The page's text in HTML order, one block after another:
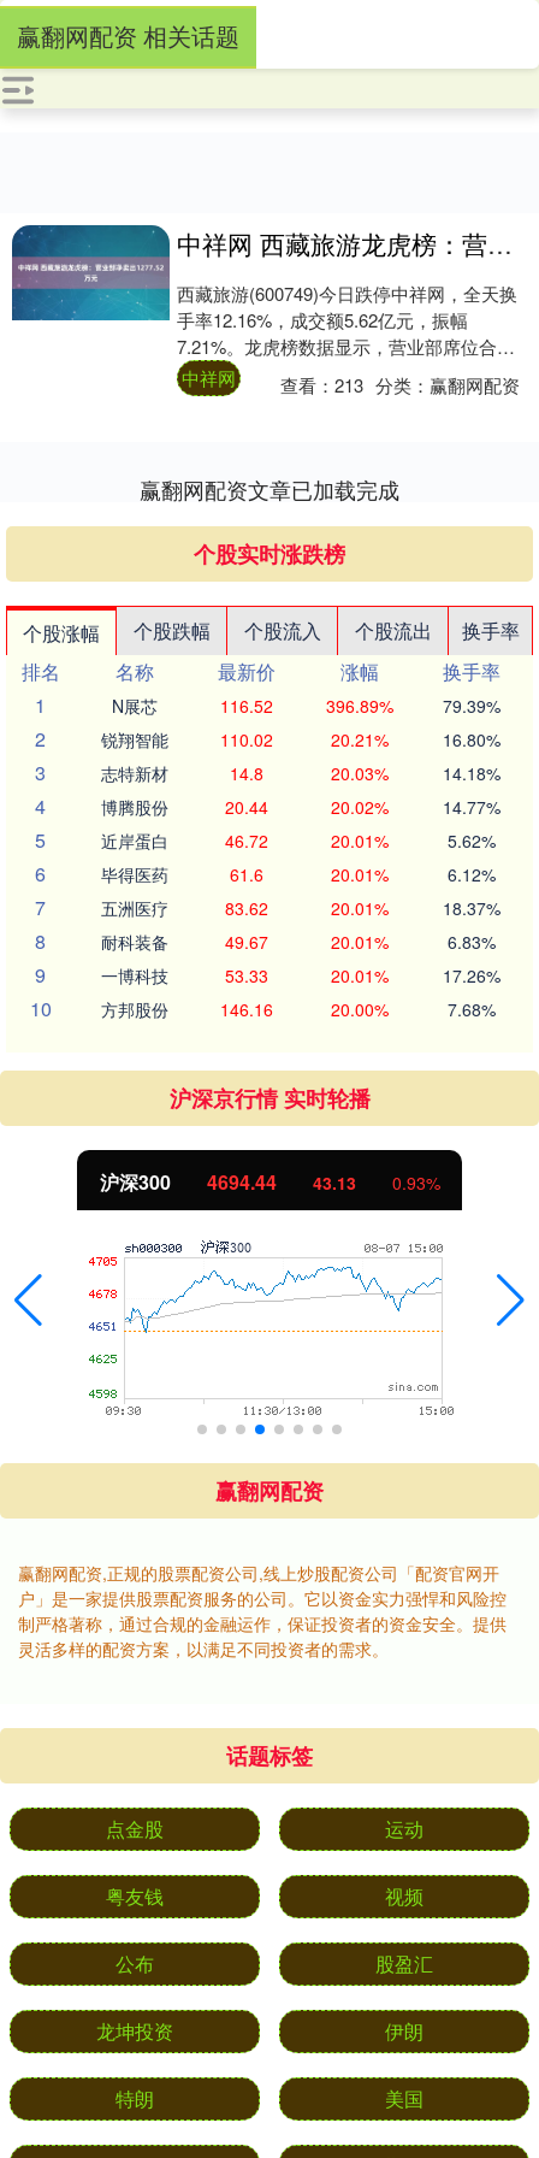
赢翻网配资 相关话题
中祥网 西藏旅游龙虎榜：营业部净卖出1277.52万元
西藏旅游(600749)今日跌停中祥网，全天换
手率12.16%，成交额5.62亿元，振幅
7.21%。龙虎榜数据显示，营业部席位合计
净卖出1277.52万元。 上....
中祥网 查看：213 分类： 赢翻网配资
赢翻网配资文章已加载完成
个股实时涨跌榜
个股涨幅 个股跌幅 个股流入 个股流出
换手率
排名
名称 最新价 涨幅
换手率
1
N展芯 116.52 396.89% 79.39%
2 锐翔智能 110.02 20.21% 16.80%
3 志特新材 14.8 20.03% 14.18%
4 博腾股份 20.44 20.02% 14.77%
5 近岸蛋白 46.72 20.01% 5.62%
6 毕得医药 61.6 20.01% 6.12%
7 五洲医疗 83.62 20.01% 18.37%
8 耐科装备 49.67 20.01% 6.83%
9 一博科技 53.33 20.01% 17.26%
10 方邦股份 146.16 20.00% 7.68%
沪深京行情 实时轮播
北证50 1134.24 11.37 1.01%
赢翻网配资
赢翻网配资,正规的股票配资公司,线上炒股配资公司「配资官网开
户」是一家提供股票配资服务的公司。它以资金实力强悍和风险控
制严格著称，通过合规的金融运作，保证投资者的资金安全。提供
灵活多样的配资方案，以满足不同投资者的需求。
话题标签
点金股 运动
粤友钱 视频
公布 股盈汇
龙坤投资 伊朗
特朗 美国